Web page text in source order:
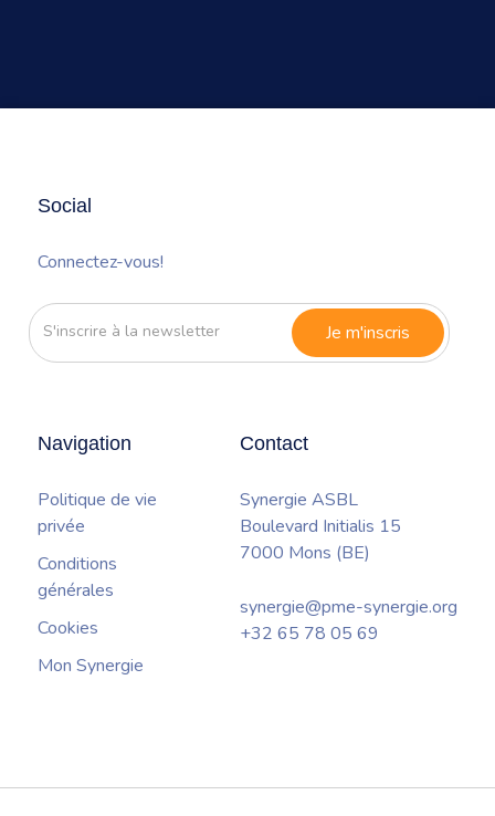
Navigation
Politique de vie
privée
Conditions
générales
Cookies
Mon Synergie
Social
Connectez-vous!
S'inscrire
à
Contact
Synergie ASBL
Boulevard Initialis 15
7000 Mons (BE)
synergie@pme-synergie.org
+32 65 78 05 69